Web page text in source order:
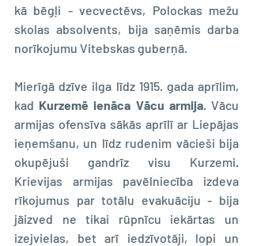
kā bēgļi - vecvectēvs, Polockas mežu
skolas absolvents, bija saņēmis darba
norīkojumu Vitebskas guberņā.
Mierīgā dzīve ilga līdz 1915. gada aprīlim,
kad Kurzemē ienāca Vācu armija. Vācu
armijas ofensīva sākās aprīlī ar Liepājas
ieņemšanu, un līdz rudenim vācieši bija
okupējuši gandrīz visu Kurzemi.
Krievijas armijas pavēlniecība izdeva
rīkojumus par totālu evakuāciju - bija
jāizved ne tikai rūpnīcu iekārtas un
izejvielas, bet arī iedzīvotāji, lopi un